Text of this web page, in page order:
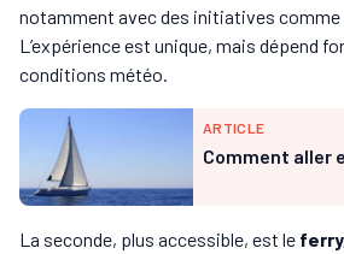
notamment avec des initiatives comme
L’expérience est unique, mais dépend
conditions météo.
ARTICLE
Comment aller
La seconde, plus accessible, est le